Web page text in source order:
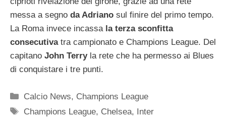
messa a segno da Adriano sul finire del primo tempo.
La Roma invece incassala terza sconfitta
consecutivatra campionato e Champions League. Del
capitano John Terryla rete che ha permesso ai Blues
di conquistare i tre punti.
Categorie
Calcio News, Champions League
Tag
Champions League, Chelsea, Inter